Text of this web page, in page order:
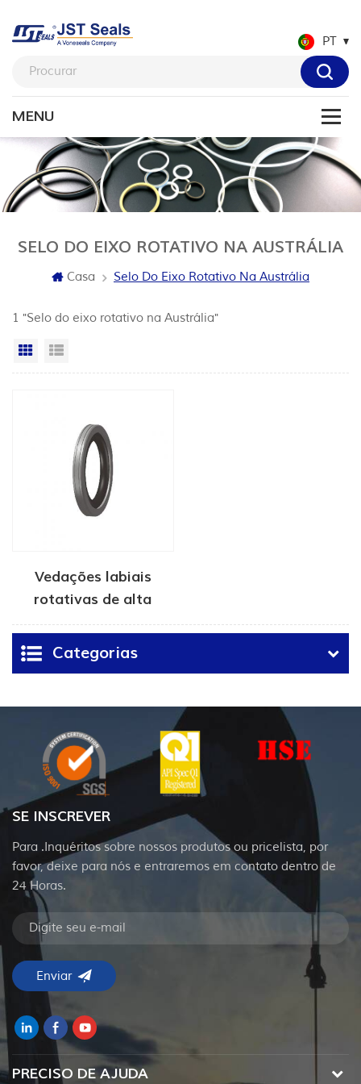
PT
SELO DO EIXO ROTATIVO NA AUSTRÁLIA
Casa Selo Do Eixo Rotativo Na Austrália
1 "Selo do eixo rotativo na Austrália"
Vista da grade
Vedações labiais
rotativas de alta
pressão
Categorias
SE INSCREVER
Para .Inquéritos sobre nossos produtos ou pricelista, por
favor, deixe para nós e entraremos em contato dentro de
24 Horas.
PRECISO DE AJUDA